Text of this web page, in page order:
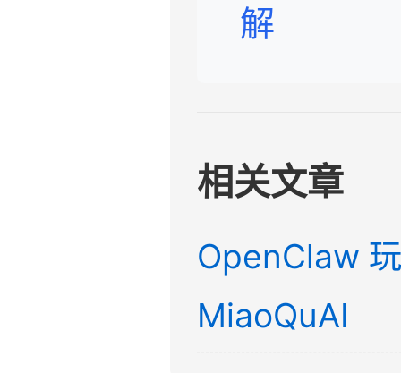
解
相关文章
OpenClaw
MiaoQuAI